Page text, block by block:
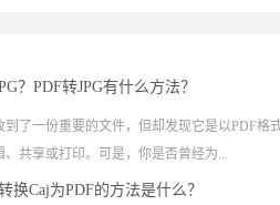
？PDF转JPG有什么方法？
了一份重要的文件，但却发现它是以PDF格
、共享或打印。可是，你是否曾经为...
换Caj为PDF的方法是什么？